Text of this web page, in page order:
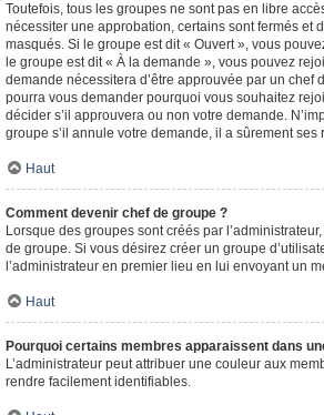
Toutefois, tous les groupes ne sont pas en libre
nécessiter une approbation, certains sont fermés et
masqués. Si le groupe est dit « Ouvert », vous
le groupe est dit « À la demande », vous pouvez
demande nécessitera d’être approuvée par un chef
pourra vous demander pourquoi vous souhaitez
décider s’il approuvera ou non votre demande.
groupe s’il annule votre demande, il a sûrement ses
Haut
Comment devenir chef de groupe ?
Lorsque des groupes sont créés par
de groupe. Si vous désirez créer un groupe
l’administrateur en premier lieu en lui envoyant un
Haut
Pourquoi certains membres apparaissent dans
L’administrateur peut attribuer une couleur aux
rendre facilement identifiables.